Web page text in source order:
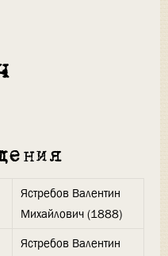
Ястребов Валентин
Михайлович (1888)
Ястребов Валентин